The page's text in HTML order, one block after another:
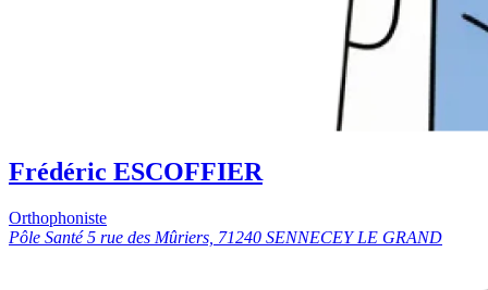
Frédéric ESCOFFIER
Orthophoniste
Pôle Santé 5 rue des Mûriers, 71240 SENNECEY LE GRAND